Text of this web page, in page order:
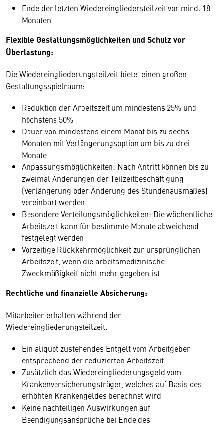
Ende der letzten Wiedereingliedersteilzeit vor mind. 18
Monaten
Flexible Gestaltungsmöglichkeiten und Schutz vor
Überlastung:
Die Wiedereingliederungsteilzeit bietet einen großen
Gestaltungsspielraum:
Reduktion der Arbeitszeit um mindestens 25% und
höchstens 50%
Dauer von mindestens einem Monat bis zu sechs
Monaten mit Verlängerungsoption um bis zu drei
Monate
Anpassungsmöglichkeiten: Nach Antritt können bis zu
zweimal Änderungen der Teilzeitbeschäftigung
(Verlängerung oder Änderung des Stundenausmaßes)
vereinbart werden
Besondere Verteilungsmöglichkeiten: Die wöchentliche
Arbeitszeit kann für bestimmte Monate abweichend
festgelegt werden
Vorzeitige Rückkehrmöglichkeit zur ursprünglichen
Arbeitszeit, wenn die arbeitsmedizinische
Zweckmäßigkeit nicht mehr gegeben ist
Rechtliche und finanzielle Absicherung:
Mitarbeiter erhalten während der
Wiedereingliederungsteilzeit:
Ein aliquot zustehendes Entgelt vom Arbeitgeber
entsprechend der reduzierten Arbeitszeit
Zusätzlich das Wiedereingliederungsgeld vom
Krankenversicherungsträger, welches auf Basis des
erhöhten Krankengeldes berechnet wird
Keine nachteiligen Auswirkungen auf
Beendigungsansprüche bei Ende des